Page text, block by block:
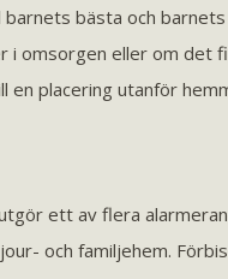
bästa och
omsorgen eller om det
en placering utanför
ett av flera
och familjehem.